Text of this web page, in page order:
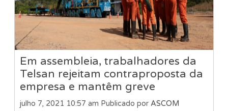
Em assembleia, trabalhadores da
Telsan rejeitam contraproposta da
empresa e mantêm greve
julho 7, 2021 10:57 am Publicado por ASCOM